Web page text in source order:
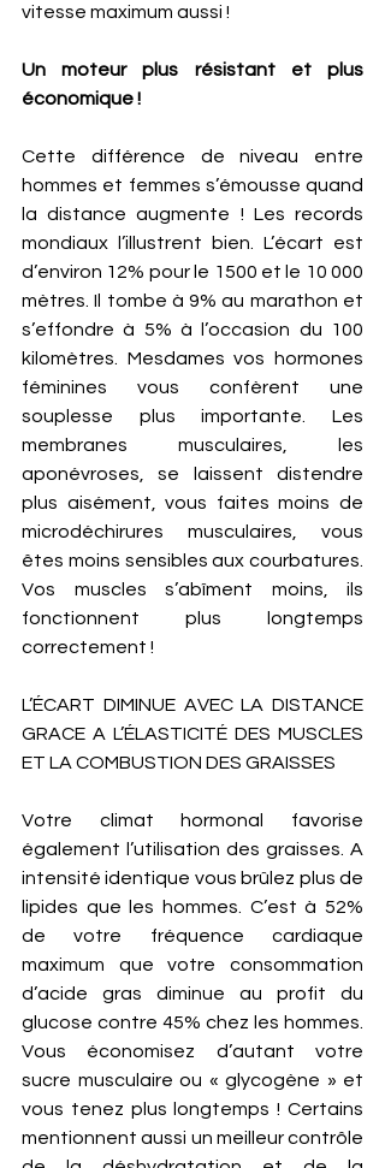
vitesse maximum aussi !
Un moteur plus résistant et plus
économique !
Cette différence de niveau entre
hommes et femmes s’émousse quand
la distance augmente ! Les records
mondiaux l’illustrent bien. L’écart est
d’environ 12% pour le 1500 et le 10 000
mètres. Il tombe à 9% au marathon et
s’effondre à 5% à l’occasion du 100
kilomètres. Mesdames vos hormones
féminines vous confèrent une
souplesse plus importante. Les
membranes musculaires, les
aponévroses, se laissent distendre
plus aisément, vous faites moins de
microdéchirures musculaires, vous
êtes moins sensibles aux courbatures.
Vos muscles s’abîment moins, ils
fonctionnent plus longtemps
correctement !
L’ÉCART DIMINUE AVEC LA DISTANCE
GRACE A L’ÉLASTICITÉ DES MUSCLES
ET LA COMBUSTION DES GRAISSES
Votre climat hormonal favorise
également l’utilisation des graisses. A
intensité identique vous brûlez plus de
lipides que les hommes. C’est à 52%
de votre fréquence cardiaque
maximum que votre consommation
d’acide gras diminue au profit du
glucose contre 45% chez les hommes.
Vous économisez d’autant votre
sucre musculaire ou « glycogène » et
vous tenez plus longtemps ! Certains
mentionnent aussi un meilleur contrôle